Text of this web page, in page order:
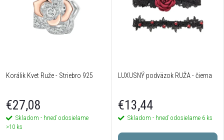
Korálik Kvet Ruže - Striebro 925
€27,08
Skladom - hneď odosielame
>10 ks
LUXUSNÝ podväzok RUŽA - čierna
€13,44
Skladom - hneď odosielame 6 ks